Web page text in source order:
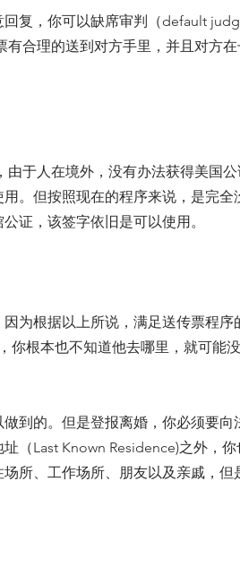
复，你可以缺席审判（default
合理的送到对方手里，并且对方在
于人在境外，没有办法获得美国
。但按照现在的程序来说，是完全
证，该签字依旧是可以使用。
为根据以上所说，满足送传票程序
你根本也不知道他去哪里，就可能
到的。但是登报离婚，你必须要向
（Last Known Residence)之外，
所、工作场所、朋友以及亲戚，但